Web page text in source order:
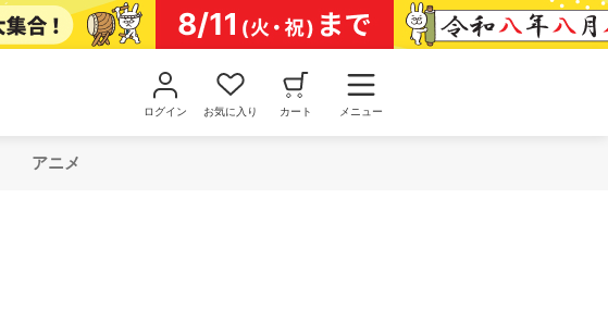
ログイン お気に入り カート メニュー
アニメ